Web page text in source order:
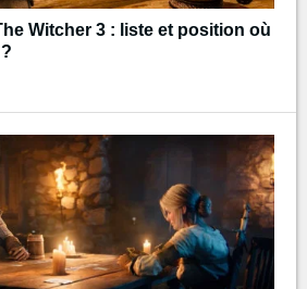
Witcher 3 : liste et position où